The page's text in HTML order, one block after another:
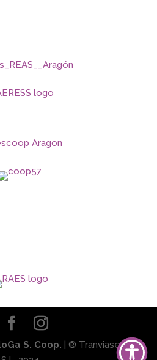
S. Coop. | ® Tranviaser